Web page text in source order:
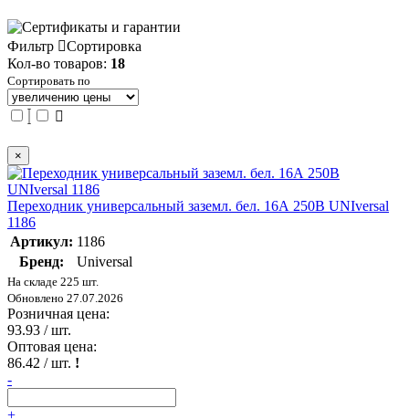
Фильтр
Сортировка
Кол-во товаров: 18
Сортировать по
×
Переходник универсальный заземл. бел. 16А 250В UNIversal
1186
Артикул: 1186
Бренд:
Universal
На складе 225 шт.
Обновлено 27.07.2026
Розничная цена:
93.93 / шт.
Оптовая цена:
86.42 / шт. !
-
+